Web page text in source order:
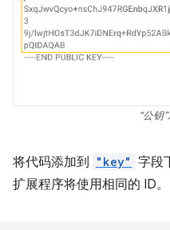
“公钥
将代码添加到 "key" 字段
扩展程序将使用相同的 ID。